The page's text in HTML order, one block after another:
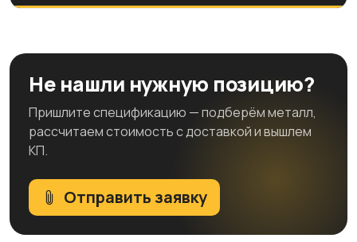
Не нашли нужную позицию?
Пришлите спецификацию — подберём металл,
рассчитаем стоимость с доставкой и вышлем
КП.
Отправить заявку